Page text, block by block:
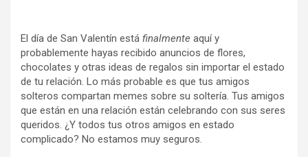
El día de San Valentín está finalmente aquí y
probablemente hayas recibido anuncios de flores,
chocolates y otras ideas de regalos sin importar el estado
de tu relación. Lo más probable es que tus amigos
solteros compartan memes sobre su soltería. Tus amigos
que están en una relación están celebrando con sus seres
queridos. ¿Y todos tus otros amigos en estado
complicado? No estamos muy seguros.